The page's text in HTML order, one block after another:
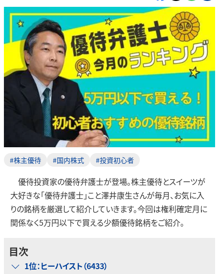
#株主優待 #国内株式 #投資初心者
優待投資家の優待弁護士が登場。株主優待とスイーツが
大好きな「優待弁護士」こと澤井康生さんが毎月、お気に入
りの銘柄を厳選して紹介していきます。今回は権利確定月に
関係なく5万円以下で買える少額優待銘柄をご紹介。
目次
1位：ヒーハイスト（6433）